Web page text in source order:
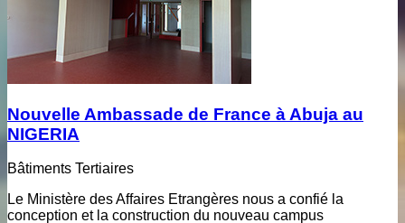
Nouvelle Ambassade de France à Abuja au
NIGERIA
Bâtiments Tertiaires
Le Ministère des Affaires Etrangères nous a confié la
conception et la construction du nouveau campus